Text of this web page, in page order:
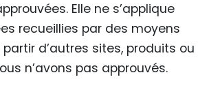
Elle ne s’applique
recueillies par des moyens
d’autres sites, produits ou
n’avons pas approuvés.